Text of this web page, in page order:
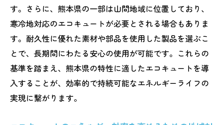
す。さらに、熊本県の一部は山間地域に位置しており、
寒冷地対応のエコキュートが必要とされる場合もありま
す。耐久性に優れた素材や部品を使用した製品を選ぶこ
とで、長期間にわたる安心の使用が可能です。これらの
基準を踏まえ、熊本県の特性に適したエコキュートを導
入することが、効率的で持続可能なエネルギーライフの
実現に繋がります。